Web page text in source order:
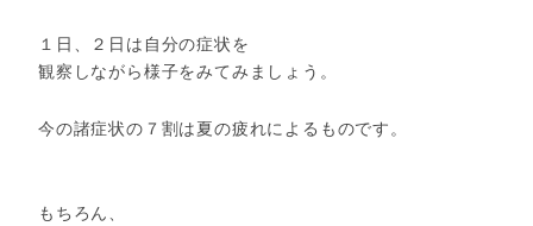
１日、２日は自分の症状を
観察しながら様子をみてみましょう。
今の諸症状の７割は夏の疲れによるものです。
もちろん、